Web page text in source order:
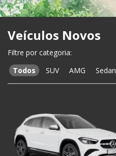
Veículos Novos
Todos SUV AMG Sedan